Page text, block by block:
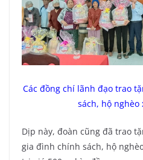
Các đồng chí lãnh đạo trao
sách, hộ nghèo
Dịp này, đoàn cũng đã trao
gia đình chính sách, hộ